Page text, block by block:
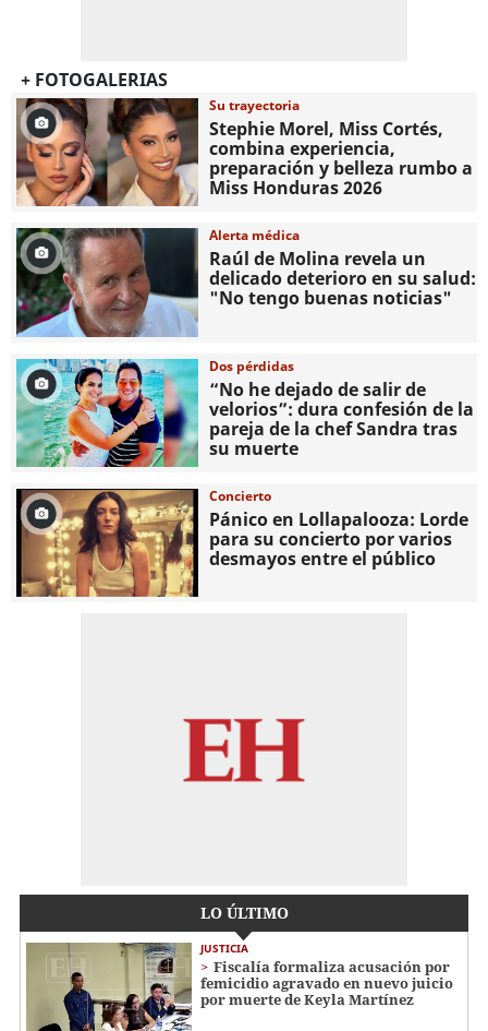
+ FOTOGALERIAS
Su trayectoria
Stephie Morel, Miss Cortés,
combina experiencia,
preparación y belleza rumbo a
Miss Honduras 2026
Alerta médica
Raúl de Molina revela un
delicado deterioro en su salud:
"No tengo buenas noticias"
Dos pérdidas
“No he dejado de salir de
velorios”: dura confesión de la
pareja de la chef Sandra tras
su muerte
Concierto
Pánico en Lollapalooza: Lorde
para su concierto por varios
desmayos entre el público
LO ÚLTIMO
JUSTICIA
Fiscalía formaliza acusación por
femicidio agravado en nuevo juicio
por muerte de Keyla Martínez